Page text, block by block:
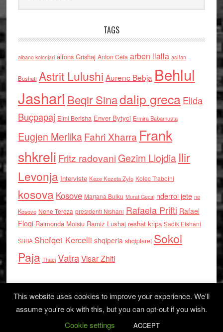
TAGS
albano kolonjari alfons Grishaj Anton Cefa arben llalla asllan
Bushati Astrit Lulushi Aurenc Bebja Behlul
Jashari Beqir Sinadalip grecaElida
Buçpapaj Elmi Berisha Enver Bytyci Ermira Babamusta
Eugjen MerlikaFahri Xharra Frank
shkreli Fritz radovaniGezim Llojdia Ilir
Levonja Interviste Keze Kozeta Zylo Kolec Traboini
kosova Kosove Marjana Bulku Murat Gecaj nderroi jete ne
Kosove Nene Tereza presidenti Nishani Rafaela Prifti Rafael
Floqi Raimonda Moisiu Ramiz Lushaj reshat kripa Sadik Elshani
SHBA Shefqet Kercelli shqiperia shqiptaret Sokol
Paja Thaci VatraVisar Zhiti
Log in
This website uses cookies to improve your experience. We'll
assume you're ok with this, but you can opt-out if you wish.
Cookie settings
ACCEPT